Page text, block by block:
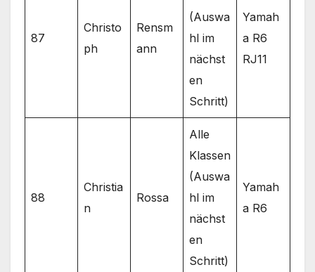
87
Christo
ph
Rensm
ann
(Auswa
hl im
nächst
en
Schritt)
Yamah
a R6
RJ11
88
Christia
n
Rossa
Alle
Klassen
(Auswa
hl im
nächst
en
Schritt)
Yamah
a R6